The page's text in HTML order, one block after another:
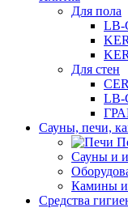
Для пола
LB-
Для стен
LB-
Сауны, печи,
Сауны и
Камины и
Средства